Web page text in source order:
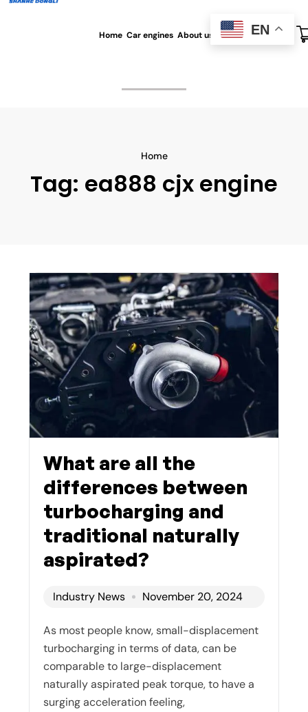
Home Car engines About us All blog Contact us
Home
Tag: ea888 cjx engine
What are all the
differences between
turbocharging and
traditional naturally
aspirated?
Industry News November 20, 2024
As most people know, small-displacement
turbocharging in terms of data, can be
comparable to large-displacement
naturally aspirated peak torque, to have a
surging acceleration feeling,
EN